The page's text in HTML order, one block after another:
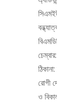
রোগী
ও